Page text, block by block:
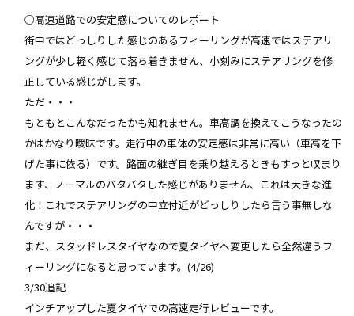
○高速道路での安定感についてのレポート
街中ではどっしりした感じのあるフィーリングが高速ではステアリ
ングが少し軽く感じて落ち着きません、小刻みにステアリングを修
正している感じがします。
ただ・・・
もともとこんなだったかも知れません。車高調を換えてこうなったの
かはかなり曖昧です。走行中の車体の安定感は非常に高い（車高を下
げた事に依る）です。路面の継ぎ目を乗り越えるときもすっと収まり
ます、ノーマルのバタバタした感じがありません、これは大きな進
化！これでステアリングの中立付近がどっしりしたら言う事無しな
んですが・・・
まだ、スタッドレスタイヤなので夏タイヤへ変更したら全然違うフ
ィーリングになると思っています。(4/26)
3/30追記
インチアップした夏タイヤでの高速走行レビューです。